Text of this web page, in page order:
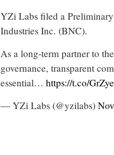
YZi Labs filed a
Industries Inc. (BNC).
As a long-term partner to
governance, transparent
essential… https://t.co/
— YZi Labs (@yzilabs)